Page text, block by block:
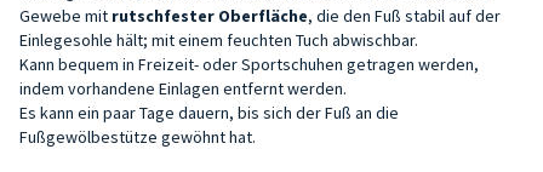
Gewebe mit rutschfester Oberfläche, die den Fuß stabil auf der
Einlegesohle hält; mit einem feuchten Tuch abwischbar.
Kann bequem in Freizeit- oder Sportschuhen getragen werden,
indem vorhandene Einlagen entfernt werden.
Es kann ein paar Tage dauern, bis sich der Fuß an die
Fußgewölbestütze gewöhnt hat.